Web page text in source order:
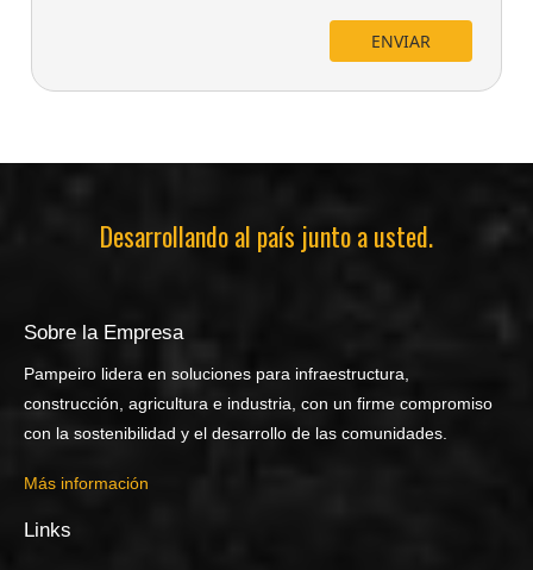
ENVIAR
Desarrollando al país junto a usted.
Sobre la Empresa
Pampeiro lidera en soluciones para infraestructura,
construcción, agricultura e industria, con un firme compromiso
con la sostenibilidad y el desarrollo de las comunidades.
Más información
Links